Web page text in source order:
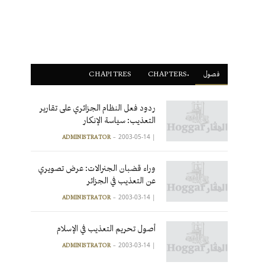
فصول CHAPITRES
ردود فعل النظام الجزائري على تقارير
التعذيب: سياسة الإنكار
|
ADMINISTRATOR 2003-05-14
وراء قضبان الجنرالات: عرض تصويري
عن التعذيب في الجزائر
|
ADMINISTRATOR 2003-03-14
أصول تحريم التعذيب في الإسلام
|
ADMINISTRATOR 2003-03-14